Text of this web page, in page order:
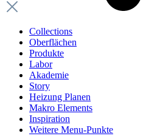
Collections
Oberflächen
Produkte
Labor
Akademie
Story
Heizung Planen
Makro Elements
Inspiration
Weitere Menu-Punkte